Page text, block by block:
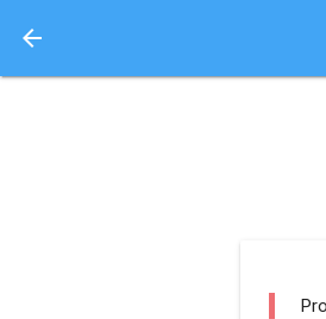
arrow_back